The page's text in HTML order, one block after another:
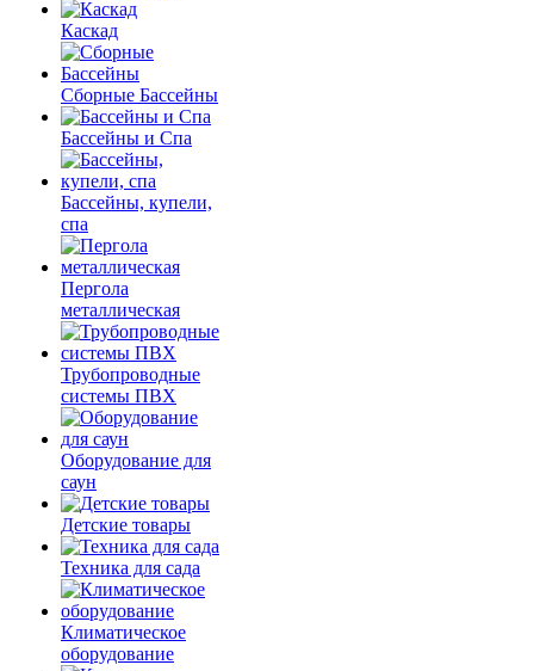
Каскад
Сборные Бассейны
Бассейны и Спа
Бассейны, купели,
спа
Пергола
металлическая
Трубопроводные
системы ПВХ
Оборудование для
саун
Детские товары
Техника для сада
Климатическое
оборудование